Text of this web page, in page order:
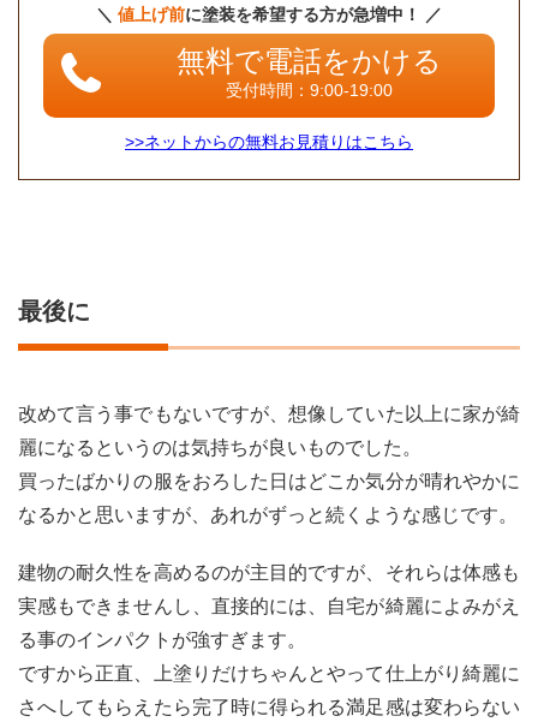
＼ 値上げ前に塗装を希望する方が急増中！ ／
無料で電話をかける
受付時間：9:00-19:00
>>ネットからの無料お見積りはこちら
最後に
改めて言う事でもないですが、想像していた以上に家が綺
麗になるというのは気持ちが良いものでした。
買ったばかりの服をおろした日はどこか気分が晴れやかに
なるかと思いますが、あれがずっと続くような感じです。
建物の耐久性を高めるのが主目的ですが、それらは体感も
実感もできませんし、直接的には、自宅が綺麗によみがえ
る事のインパクトが強すぎます。
ですから正直、上塗りだけちゃんとやって仕上がり綺麗に
さへしてもらえたら完了時に得られる満足感は変わらない